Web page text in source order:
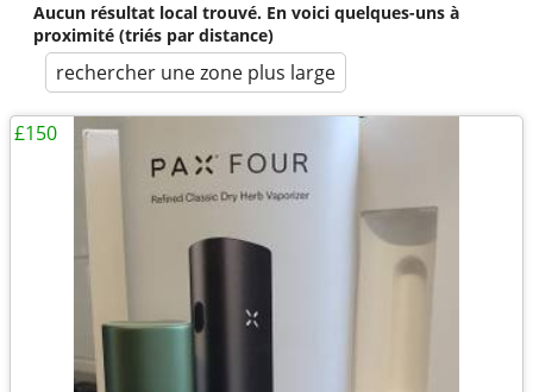
Aucun résultat local trouvé. En voici quelques-uns à
proximité (triés par distance)
rechercher une zone plus large
£150